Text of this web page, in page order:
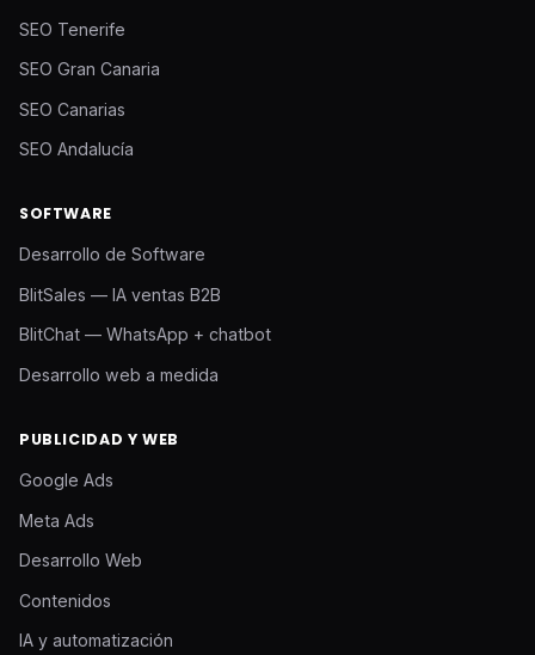
SEO Tenerife
SEO Gran Canaria
SEO Canarias
SEO Andalucía
SOFTWARE
Desarrollo de Software
BlitSales — IA ventas B2B
BlitChat — WhatsApp + chatbot
Desarrollo web a medida
PUBLICIDAD Y WEB
Google Ads
Meta Ads
Desarrollo Web
Contenidos
IA y automatización